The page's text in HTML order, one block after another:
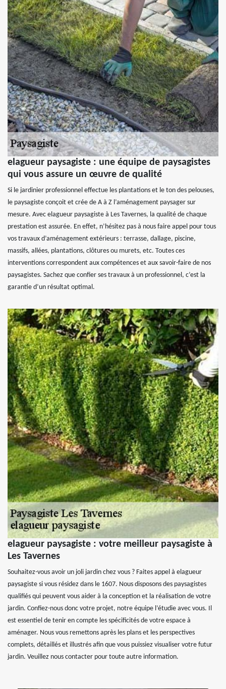
elagueur paysagiste : une équipe de paysagistes
qui vous assure un œuvre de qualité
Si le jardinier professionnel effectue les plantations et le ton des pelouses,
le paysagiste conçoit et crée de A à Z l’aménagement paysager sur
mesure. Avec elagueur paysagiste à Les Tavernes, la qualité de chaque
prestation est assurée. En effet, n’hésitez pas à nous faire appel pour tous
vos travaux d’aménagement extérieurs : terrasse, dallage, piscine,
massifs, allées, plantations, clôtures ou murets, etc. Toutes ces
interventions correspondent aux compétences et aux savoir-faire de nos
paysagistes. Sachez que confier ses travaux à un professionnel, c’est la
garantie d’un résultat optimal.
elagueur paysagiste : votre meilleur paysagiste à
Les Tavernes
Souhaitez-vous avoir un joli jardin chez vous ? Faites appel à elagueur
paysagiste si vous résidez dans le 1607. Nous disposons des paysagistes
qualifiés qui peuvent vous aider à la conception et la réalisation de votre
jardin. Confiez-nous donc votre projet, notre équipe l’étudie avec vous. Il
est essentiel de tenir en compte les spécificités de votre espace à
aménager. Nous vous remettons après les plans et les perspectives
complets, détaillés et illustrés afin que vous puissiez visualiser votre futur
jardin. Veuillez nous contacter pour toute autre information.